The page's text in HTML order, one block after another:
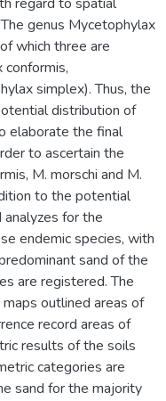
genus Mycetophylax
which three are
simplex). Thus, the
distribution of
elaborate the final
to ascertain the
M. morschi and M.
to the potential
for the
endemic species, with
sand of the
are registered. The
outlined areas of
record areas of
results of the soils
categories are
sand for the majority